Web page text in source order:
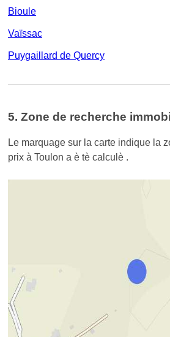
Bioule
Vaïssac
Puygaillard de Quercy
5. Zone de recherche
Le marquage sur la carte indique la
prix à Toulon a è tè calculè .